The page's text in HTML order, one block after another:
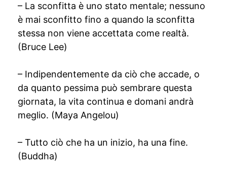
– La sconfitta è uno stato mentale; nessuno
è mai sconfitto fino a quando la sconfitta
stessa non viene accettata come realtà.
(Bruce Lee)
– Indipendentemente da ciò che accade, o
da quanto pessima può sembrare questa
giornata, la vita continua e domani andrà
meglio. (Maya Angelou)
– Tutto ciò che ha un inizio, ha una fine.
(Buddha)